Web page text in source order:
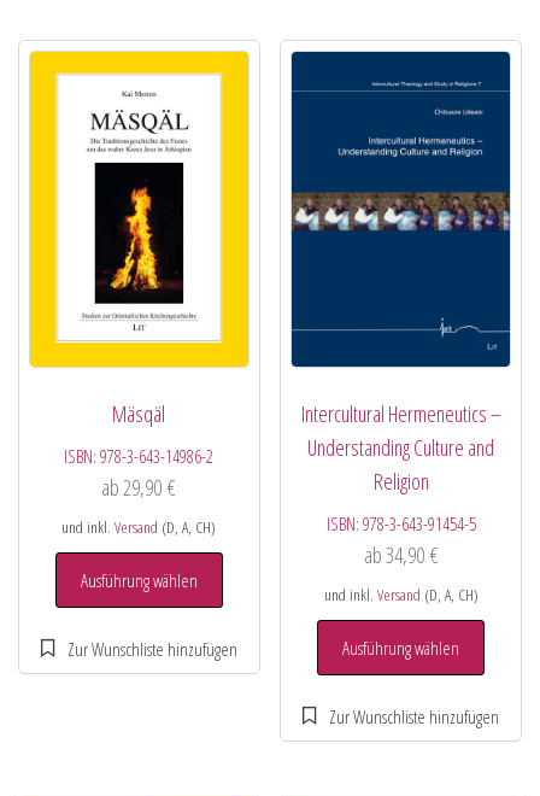
Mäsqäl
ISBN:978-3-643-14986-2
ab 29,90€
und inkl.Versand (D, A, CH)
Ausführung wählen
Intercultural Hermeneutics –
Understanding Culture and
Religion
ISBN: 978-3-643-91454-5
ab34,90 €
und inkl. Versand (D, A, CH)
Ausführung wählen